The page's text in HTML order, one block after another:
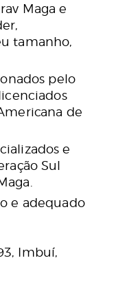
Maga e
tamanho,
pelo
de
e
Sul
e adequado
Imbuí,